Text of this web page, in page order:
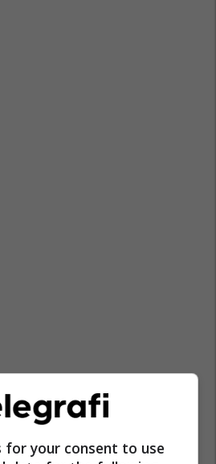
for your consent to use